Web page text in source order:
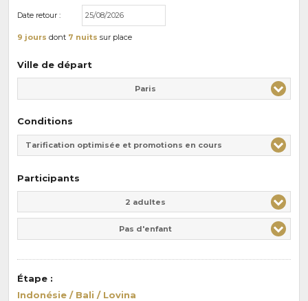
Date retour :
9 jours dont 7 nuits sur place
Ville de départ
Paris
Conditions
Tarification optimisée et promotions en cours
Participants
2 adultes
Pas d'enfant
Étape :
Indonésie / Bali / Lovina